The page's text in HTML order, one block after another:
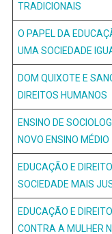
TRADICIONAIS
O PAPEL DA
UMA SOCIEDADE
DOM QUIXOTE E
DIREITOS HUMANOS
ENSINO DE
NOVO ENSINO MÉDIO
EDUCAÇÃO E
SOCIEDADE MAIS
EDUCAÇÃO E
CONTRA A MULHER